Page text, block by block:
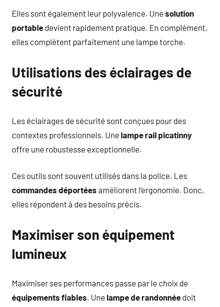
Elles sont également leur polyvalence. Une solution
portable devient rapidement pratique. En complément,
elles complètent parfaitement une lampe torche.
Utilisations des éclairages de
sécurité
Les éclairages de sécurité sont conçues pour des
contextes professionnels. Une lampe rail picatinny
offre une robustesse exceptionnelle.
Ces outils sont souvent utilisés dans la police. Les
commandes déportées améliorent l’ergonomie. Donc,
elles répondent à des besoins précis.
Maximiser son équipement
lumineux
Maximiser ses performances passe par le choix de
équipements fiables. Une lampe de randonnée doit